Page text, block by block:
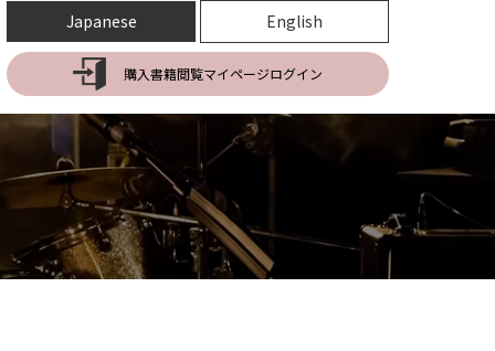
Japanese English
購入書籍閲覧マイページログイン